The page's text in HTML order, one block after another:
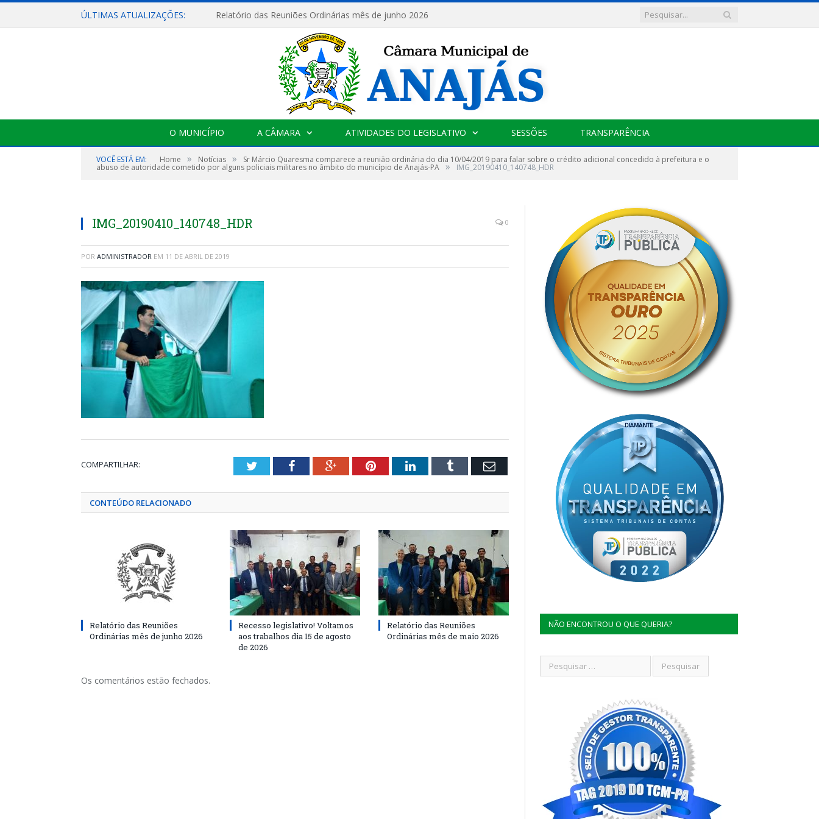
ÚLTIMAS ATUALIZAÇÕES: Relatório das Reuniões Ordinárias mês de junho 2026
O MUNICÍPIO A CÂMARA ATIVIDADES DO LEGISLATIVO SESSÕES TRANSPARÊNCIA
VOCÊ ESTÁ EM: Home » Notícias » Sr Márcio Quaresma comparece a reunião ordinária do dia 10/04/2019 para falar sobre o crédito adicional concedido à prefeitura e o
abuso de autoridade cometido por alguns policiais militares no âmbito do município de Anajás-PA » IMG_20190410_140748_HDR
IMG_20190410_140748_HDR 0
POR ADMINISTRADOR EM 11 DE ABRIL DE 2019
COMPARTILHAR: TwitterFacebookGoogle+PinterestLinkedInTumblr Email
CONTEÚDO RELACIONADO
Relatório das Reuniões
Ordinárias mês de junho 2026
Recesso legislativo! Voltamos
aos trabalhos dia 15 de agosto
de 2026
Relatório das Reuniões
Ordinárias mês de maio 2026
Os comentários estão fechados.
NÃO ENCONTROU O QUE QUERIA?